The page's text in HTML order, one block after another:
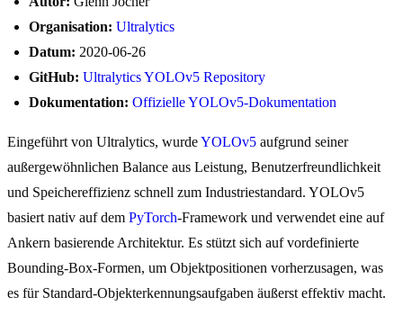
Organisation: Ultralytics
Datum: 2020-06-26
GitHub: Ultralytics YOLOv5 Repository
Dokumentation: Offizielle YOLOv5-Dokumentation
Eingeführt von Ultralytics, wurdeYOLOv5 aufgrund seiner
außergewöhnlichen Balance aus Leistung, Benutzerfreundlichkeit
und Speichereffizienz schnell zum Industriestandard. YOLOv5
basiert nativ auf dem PyTorch-Framework und verwendet eine auf
Ankern basierende Architektur. Es stützt sich auf vordefinierte
Bounding-Box-Formen, um Objektpositionen vorherzusagen, was
es für Standard-Objekterkennungsaufgaben äußerst effektiv macht.